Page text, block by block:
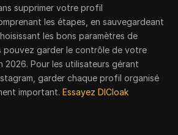
supprimer votre profil
les étapes, en sauvegardeant
les bons paramètres de
garder le contrôle de votre
2026. Pour les utilisateurs gérant
garder chaque profil organisé
important.Essayez DICloak